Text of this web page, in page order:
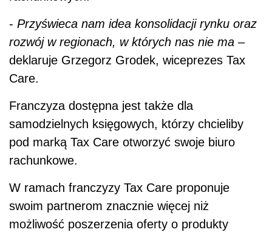
- Przyświeca nam idea konsolidacji rynku oraz
rozwój w regionach, w których nas nie ma –
deklaruje Grzegorz Grodek, wiceprezes Tax
Care.
Franczyza dostępna jest także dla
samodzielnych księgowych, którzy chcieliby
pod marką Tax Care otworzyć swoje biuro
rachunkowe.
W ramach franczyzy Tax Care proponuje
swoim partnerom znacznie więcej niż
możliwość poszerzenia oferty o produkty